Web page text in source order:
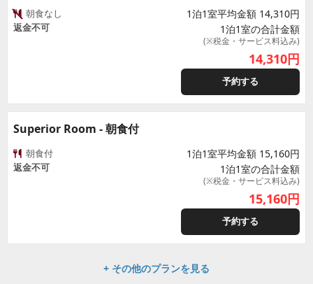
朝食なし
返金不可
1泊1室平均金額 14,310円
1泊1室の合計金額
(※税金・サービス料込み)
14,310円
予約する
Superior Room - 朝食付
朝食付
返金不可
1泊1室平均金額 15,160円
1泊1室の合計金額
(※税金・サービス料込み)
15,160円
予約する
+ その他のプランを見る